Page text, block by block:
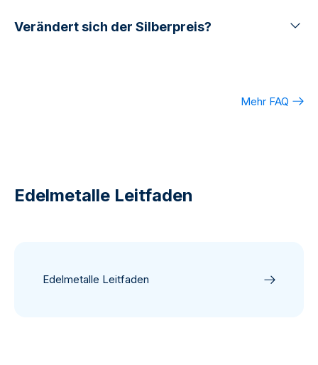
Verändert sich der Silberpreis?
Mehr FAQ
Edelmetalle Leitfaden
Edelmetalle Leitfaden